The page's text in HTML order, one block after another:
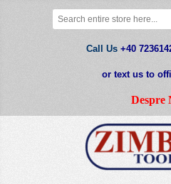
Call Us +40
or text us to
Despre